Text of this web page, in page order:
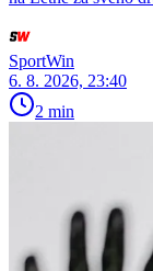
SportWin
6. 8. 2026, 23:40
2 min